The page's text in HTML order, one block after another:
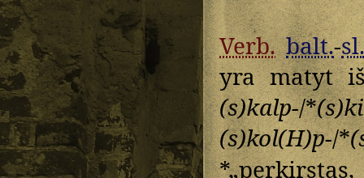
Verb. balt.-sl.
yra matyt
(s)kalp-/*
(s)kol(H)p-/*